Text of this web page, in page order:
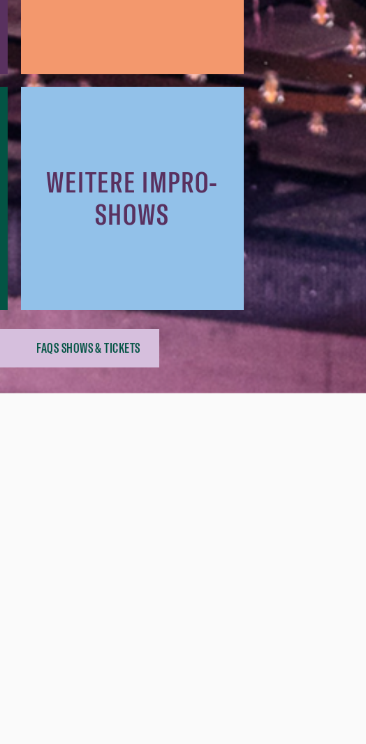
WEITERE IMPRO-
SHOWS
FAQS SHOWS & TICKETS